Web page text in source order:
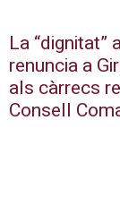
La “dignitat”
renuncia a
als càrrecs
Consell